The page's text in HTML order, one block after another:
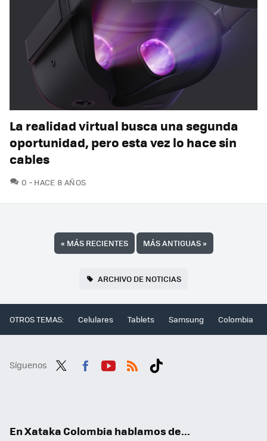
La realidad virtual busca una segunda
oportunidad, pero esta vez lo hace sin
cables
0 COMENTARIOS
HACE 8 AÑOS
« MÁS RECIENTES MÁS ANTIGUAS»
ARCHIVO DE NOTICIAS
OTROS TEMAS: Celulares Tablets Samsung Colombia
Síguenos
En Xataka Colombia hablamos de...